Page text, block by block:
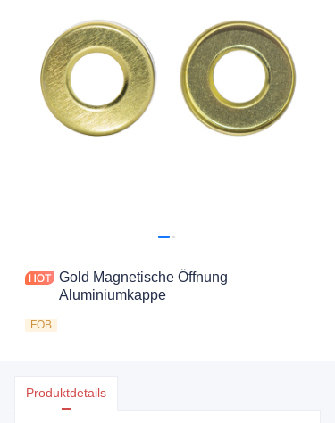
Gold Magnetische Öffnung
Aluminiumkappe
FOB
Produktdetails
Nachrichten